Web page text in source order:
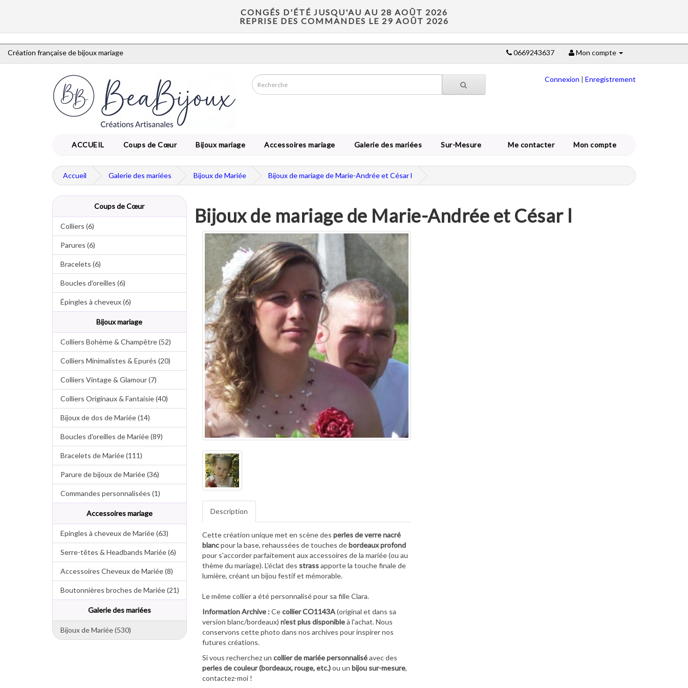
CONGÉS D'ÉTÉ JUSQU'AU AU 28 AOÛT 2026
REPRISE DES COMMANDES LE 29 AOÛT 2026
Création française de bijoux mariage 0669243637 Mon compte
Connexion | Enregistrement
ACCUEIL Coups de Cœur Bijoux mariage Accessoires mariage Galerie des mariées Sur-Mesure Me contacter Mon compte
Accueil Galerie des mariées Bijoux de Mariée Bijoux de mariage de Marie-Andrée et César l
Coups de Cœur
Colliers (6)
Parures (6)
Bracelets (6)
Boucles d'oreilles (6)
Épingles à cheveux (6)
Bijoux mariage
Colliers Bohème & Champêtre (52)
Colliers Minimalistes & Epurés (20)
Colliers Vintage & Glamour (7)
Colliers Originaux & Fantaisie (40)
Bijoux de dos de Mariée (14)
Boucles d'oreilles de Mariée (89)
Bracelets de Mariée (111)
Parure de bijoux de Mariée (36)
Commandes personnalisées (1)
Accessoires mariage
Epingles à cheveux de Mariée (63)
Serre-têtes & Headbands Mariée (6)
Accessoires Cheveux de Mariée (8)
Boutonnières broches de Mariée (21)
Galerie des mariées
Bijoux de Mariée (530)
Bijoux de mariage de Marie-Andrée et César l
Description
Cette création unique met en scène des perles de verre nacré
blancpour la base, rehaussées de touches debordeaux profond
pour s'accorder parfaitement aux accessoires de la mariée (ou au
thème du mariage). L'éclat des strassapporte la touche finale de
lumière, créant un bijou festif et mémorable.
Le même collier a été personnalisé pour sa fille Clara.
Information Archive :Cecollier CO1143A(original et dans sa
version blanc/bordeaux) n'est plus disponibleà l'achat. Nous
conservons cette photo dans nos archives pour inspirer nos
futures créations.
Si vous recherchez un collier de mariée personnaliséavec des
perles de couleur (bordeaux, rouge, etc.)ou un bijou sur-mesure,
contactez-moi !